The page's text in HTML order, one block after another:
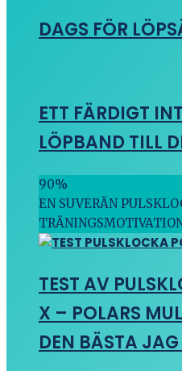
DAGS FÖR
ETT FÄRDIGT
LÖPBAND TILL
90%
EN SUVERÄN
TEST AV
X – POLARS
DEN BÄSTA